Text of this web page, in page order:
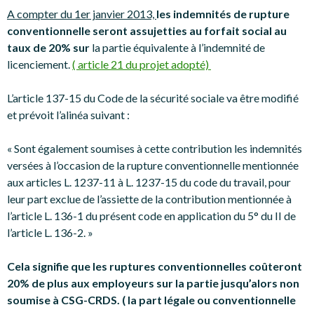
A compter du 1er janvier 2013, les indemnités de rupture
conventionnelle seront assujetties au forfait social au
taux de 20% sur la partie équivalente à l’indemnité de
licenciement.( article 21 du projet adopté)
L’article 137-15 du Code de la sécurité sociale va être modifié
et prévoit l’alinéa suivant :
« Sont également soumises à cette contribution les indemnités
versées à l’occasion de la rupture conventionnelle mentionnée
aux articles L. 1237-11 à L. 1237-15 du code du travail, pour
leur part exclue de l’assiette de la contribution mentionnée à
l’article L. 136-1 du présent code en application du 5° du II de
l’article L. 136-2. »
Cela signifie que les ruptures conventionnelles coûteront
20% de plus aux employeurs sur la partie jusqu’alors non
soumise à CSG-CRDS. ( la part légale ou conventionnelle